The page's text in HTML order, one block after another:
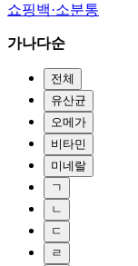
쇼핑백·소분통
가나다순
전체
유산균
오메가
비타민
미네랄
ㄱ
ㄴ
ㄷ
ㄹ